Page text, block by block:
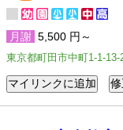
月謝 5,500 円～
東京都町田市中町1-1-